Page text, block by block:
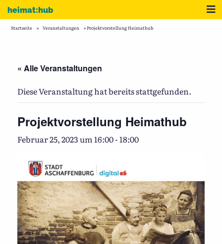
Zum Inhalt
heimat:hub
Startseite » Veranstaltungen »Projektvorstellung Heimathub
« Alle Veranstaltungen
Diese Veranstaltung hat bereits stattgefunden.
Projektvorstellung Heimathub
Februar 25, 2023 um 16:00-18:00